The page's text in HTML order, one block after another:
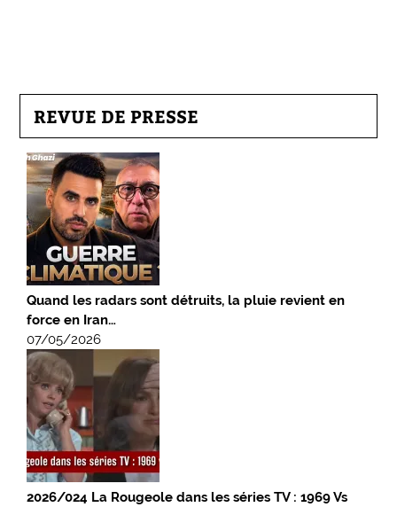
REVUE DE PRESSE
Quand les radars sont détruits, la pluie revient en
force en Iran…
07/05/2026
2026/024 La Rougeole dans les séries TV : 1969 Vs